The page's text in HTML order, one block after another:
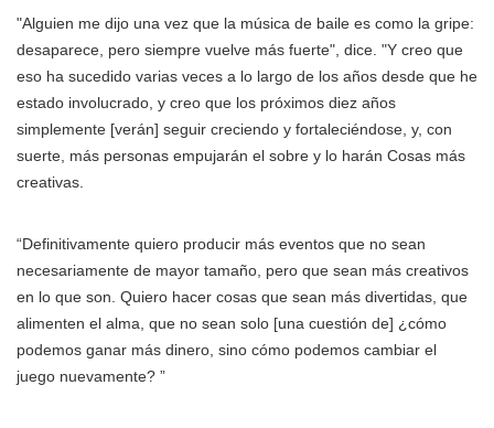
"Alguien me dijo una vez que la música de baile es como la gripe:
desaparece, pero siempre vuelve más fuerte", dice. "Y creo que
eso ha sucedido varias veces a lo largo de los años desde que he
estado involucrado, y creo que los próximos diez años
simplemente [verán] seguir creciendo y fortaleciéndose, y, con
suerte, más personas empujarán el sobre y lo harán Cosas más
creativas.
“Definitivamente quiero producir más eventos que no sean
necesariamente de mayor tamaño, pero que sean más creativos
en lo que son. Quiero hacer cosas que sean más divertidas, que
alimenten el alma, que no sean solo [una cuestión de] ¿cómo
podemos ganar más dinero, sino cómo podemos cambiar el
juego nuevamente? ”